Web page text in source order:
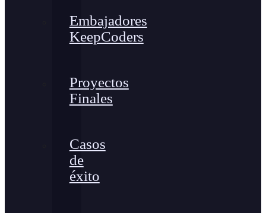
Embajadores
KeepCoders
Proyectos
Finales
Casos
de
éxito